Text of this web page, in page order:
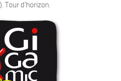
Tour d’horizon.